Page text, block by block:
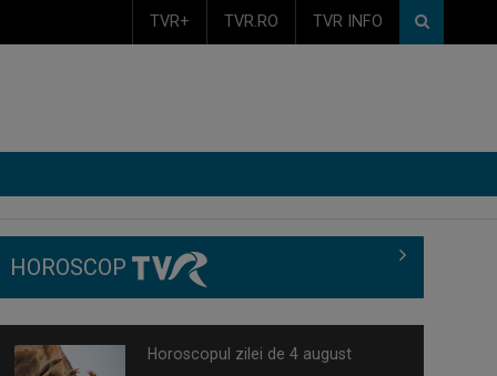
TVR+ TVR.RO TVR INFO
HOROSCOP
Horoscopul zilei de 4 august